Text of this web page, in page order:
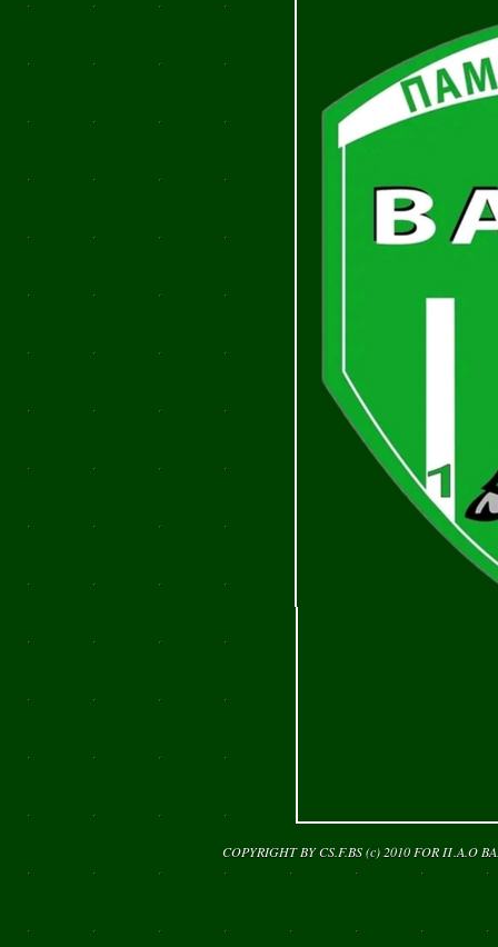
COPYRIGHT BY CS.F.BS (c) 2010 FORΠ.Α.Ο